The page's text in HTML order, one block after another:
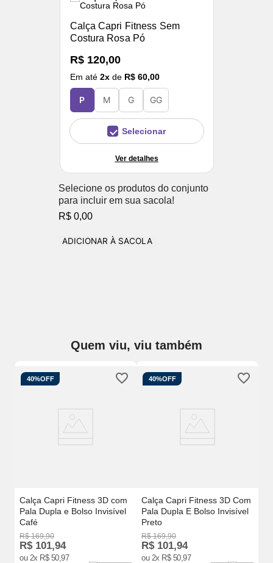
Calça Capri Fitness Sem
Costura Rosa Pó
R$ 120,00
Em até 2x de R$ 60,00
P M G GG
Selecionar
Ver detalhes
Selecione os produtos do conjunto
para incluir em sua sacola!
R$ 0,00
ADICIONAR À SACOLA
Quem viu, viu também
40%OFF
Calça Capri Fitness 3D com
Pala Dupla e Bolso Invisível
Café
R$ 169,90
R$ 101,94
ou 2x R$ 50,97
40%OFF
Calça Capri Fitness 3D Com
Pala Dupla E Bolso Invisível
Preto
R$ 169,90
R$ 101,94
ou 2x R$ 50,97